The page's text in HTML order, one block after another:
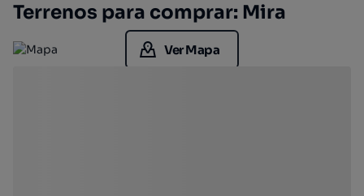
Terrenos para comprar: Mira
Ver Mapa